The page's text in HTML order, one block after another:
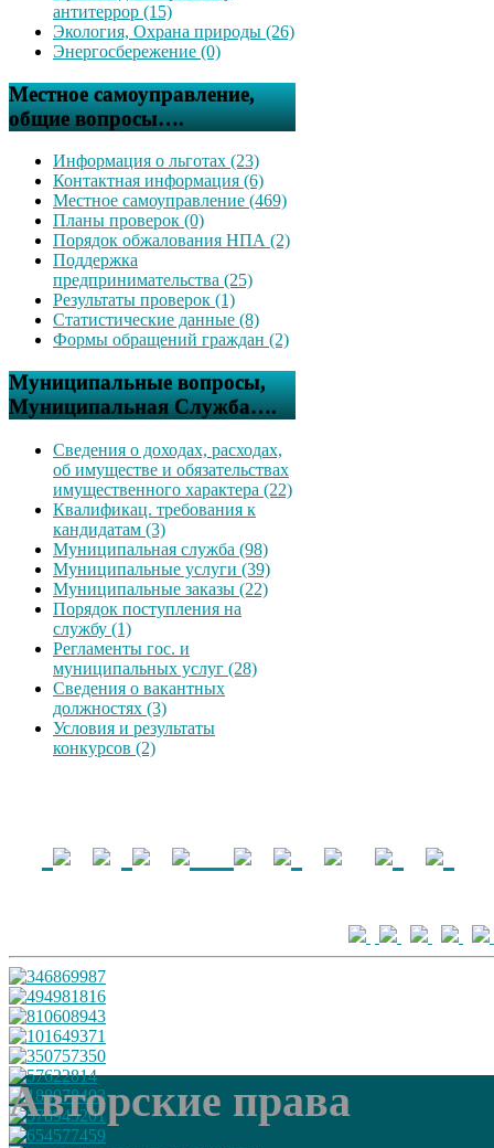
антитеррор (15)
Экология, Охрана природы (26)
Энергосбережение (0)
Местное самоуправление,
общие вопросы….
Информация о льготах (23)
Контактная информация (6)
Местное самоуправление (469)
Планы проверок (0)
Порядок обжалования НПА (2)
Поддержка
предпринимательства (25)
Результаты проверок (1)
Статистические данные (8)
Формы обращений граждан (2)
Муниципальные вопросы,
Муниципальная Служба….
Сведения о доходах, расходах,
об имуществе и обязательствах
имущественного характера (22)
Квалификац. требования к
кандидатам (3)
Муниципальная служба (98)
Муниципальные услуги (39)
Муниципальные заказы (22)
Порядок поступления на
службу (1)
Регламенты гос. и
муниципальных услуг (28)
Сведения о вакантных
должностях (3)
Условия и результаты
конкурсов (2)
Авторские права